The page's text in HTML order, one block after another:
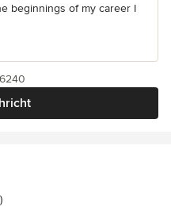
beginnings of my career I
5 Sternen